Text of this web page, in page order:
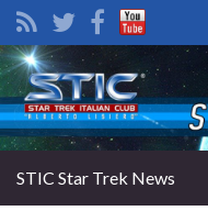
Search for:
STIC Star Trek News